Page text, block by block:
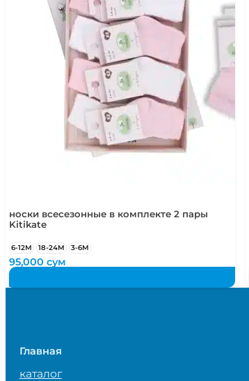
носки всесезонные в комплекте 2 пары
Kitikate
6-12М 18-24М 3-6М
95,000сум
Главная
каталог